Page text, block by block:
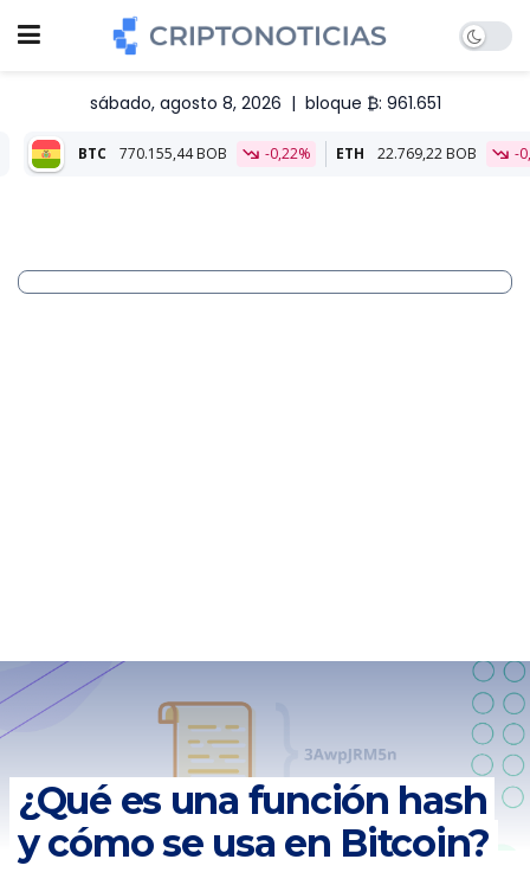
sábado, agosto 8, 2026 | bloque ₿: 961.651
BOB -0,22% ETH 22.769,22 BOB -0,21% Aliado
¿Qué es una función hash
y cómo se usa en Bitcoin?